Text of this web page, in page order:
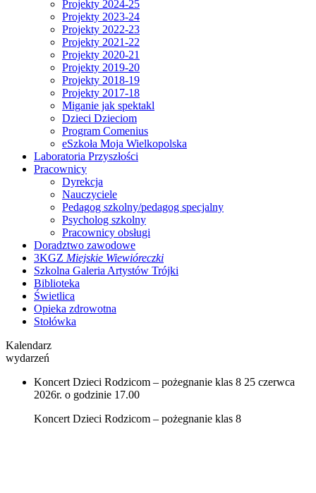
Projekty 2024-25
Projekty 2023-24
Projekty 2022-23
Projekty 2021-22
Projekty 2020-21
Projekty 2019-20
Projekty 2018-19
Projekty 2017-18
Miganie jak spektakl
Dzieci Dzieciom
Program Comenius
eSzkoła Moja Wielkopolska
Laboratoria Przyszłości
Pracownicy
Dyrekcja
Nauczyciele
Pedagog szkolny/pedagog specjalny
Psycholog szkolny
Pracownicy obsługi
Doradztwo zawodowe
3KGZ Miejskie Wiewióreczki
Szkolna Galeria Artystów Trójki
Biblioteka
Świetlica
Opieka zdrowotna
Stołówka
Kalendarz
wydarzeń
Koncert Dzieci Rodzicom – pożegnanie klas 8 25 czerwca
2026r. o godzinie 17.00
Koncert Dzieci Rodzicom – pożegnanie klas 8